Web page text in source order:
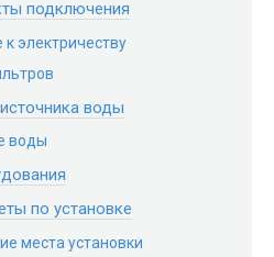
подключения
электричеству
воды
воды
по установке
места установки